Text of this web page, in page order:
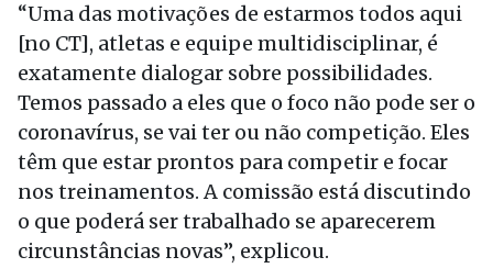
“Uma das motivações de estarmos todos aqui
[no CT], atletas e equipe multidisciplinar, é
exatamente dialogar sobre possibilidades.
Temos passado a eles que o foco não pode ser o
coronavírus, se vai ter ou não competição. Eles
têm que estar prontos para competir e focar
nos treinamentos. A comissão está discutindo
o que poderá ser trabalhado se aparecerem
circunstâncias novas”, explicou.